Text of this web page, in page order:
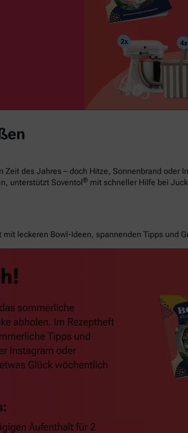
des Jahres – doch Hitze, Sonnenbrand oder
unterstützt Soventol® mit schneller Hilfe bei
leckeren Bowl-Ideen, spannenden Tipps und